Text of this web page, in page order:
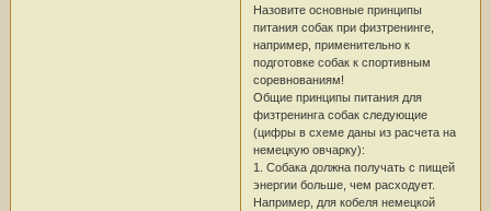
Назовите основные принципы
питания собак при физтренинге,
например, применительно к
подготовке собак к спортивным
соревнованиям!
Общие принципы питания для
физтренинга собак следующие
(цифры в схеме даны из расчета на
немецкую овчарку):
1. Собака должна получать с пищей
энергии больше, чем расходует.
Например, для кобеля немецкой